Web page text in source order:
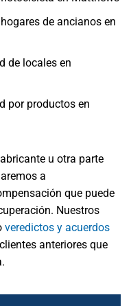
de ancianos en
de locales en
por productos en
u otra parte
a
que puede
Nuestros
veredictos y acuerdos
anteriores que